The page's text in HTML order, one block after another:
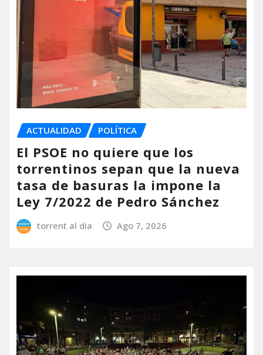
ACTUALIDAD POLÍTICA
El PSOE no quiere que los
torrentinos sepan que la nueva
tasa de basuras la impone la
Ley 7/2022 de Pedro Sánchez
torrent al dia Ago 7, 2026